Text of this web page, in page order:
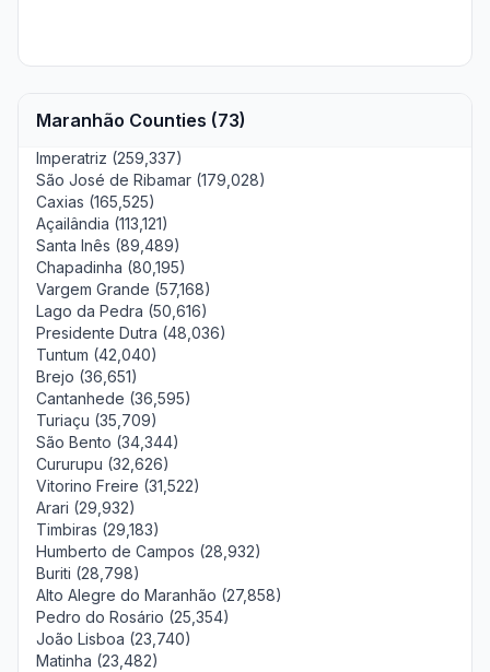
Maranhão Counties (73)
Imperatriz (259,337)
São José de Ribamar (179,028)
Caxias (165,525)
Açailândia (113,121)
Santa Inês (89,489)
Chapadinha (80,195)
Vargem Grande (57,168)
Lago da Pedra (50,616)
Presidente Dutra (48,036)
Tuntum (42,040)
Brejo (36,651)
Cantanhede (36,595)
Turiaçu (35,709)
São Bento (34,344)
Cururupu (32,626)
Vitorino Freire (31,522)
Arari (29,932)
Timbiras (29,183)
Humberto de Campos (28,932)
Buriti (28,798)
Alto Alegre do Maranhão (27,858)
Pedro do Rosário (25,354)
João Lisboa (23,740)
Matinha (23,482)